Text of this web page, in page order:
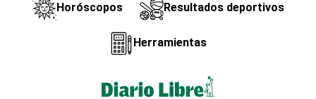
Horóscopos Resultados deportivos
Herramientas